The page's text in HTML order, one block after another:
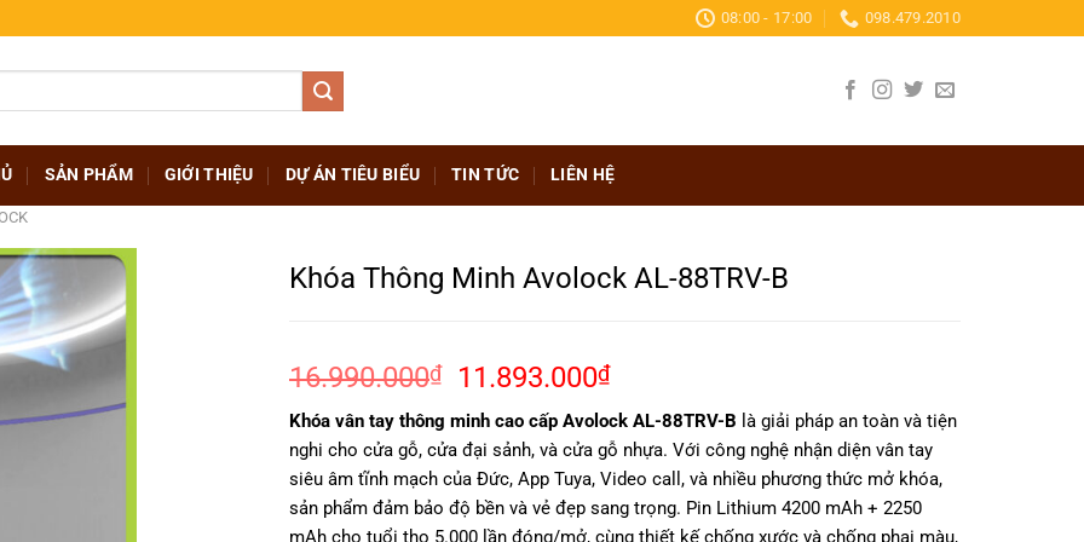
08:00 - 17:00 098.479.2010
SẢN PHẨM GIỚI THIỆU DỰ ÁN TIÊU BIỂU TIN TỨC LIÊN HỆ
Khóa Thông Minh Avolock AL-88TRV-B
16.990.000₫
Giá
gốc
là:
16.990.000₫.
11.893.000₫Giá
hiện
tại
là:
11.893.000₫.
Khóa vân tay thông minh cao cấp Avolock AL-88TRV-B là giải pháp an toàn và tiện
nghi cho cửa gỗ, cửa đại sảnh, và cửa gỗ nhựa. Với công nghệ nhận diện vân tay
siêu âm tĩnh mạch của Đức, App Tuya, Video call, và nhiều phương thức mở khóa,
sản phẩm đảm bảo độ bền và vẻ đẹp sang trọng. Pin Lithium 4200 mAh + 2250
mAh cho tuổi thọ 5.000 lần đóng/mở, cùng thiết kế chống xước và chống phai màu,